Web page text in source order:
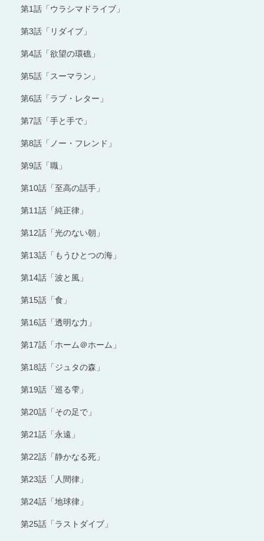
第1話「ウラシマドライブ」
第3話「リダイブ」
第4話「欲望の環礁」
第5話「スーマラン」
第6話「ラブ・レター」
第7話「手と手で」
第8話「ノー・フレンド」
第9話「職」
第10話「至高の話手」
第11話「純正律」
第12話「光のない朝」
第13話「もうひとつの海」
第14話「波と風」
第15話「食」
第16話「透明な力」
第17話「ホーム＠ホーム」
第18話「ジュタの森」
第19話「巡る雫」
第20話「その足で」
第21話「永遠」
第22話「静かなる死」
第23話「人間律」
第24話「地球律」
第25話「ラストダイブ」